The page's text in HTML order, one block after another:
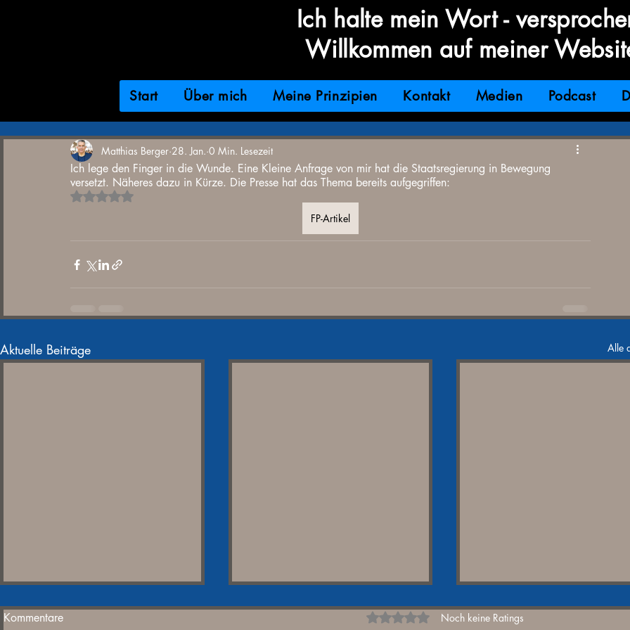
Ich halte mein Wort -
Willkommen auf meiner
Start Über mich Meine Prinzipien Kontakt Medien Podcast
Ich lege den Finger in die Wunde. Eine Kleine Anfrage von mir hat die Staatsregierung in Bewegung
versetzt. Näheres dazu in Kürze. Die Presse hat das Thema bereits aufgegriffen:
Matthias Berger 28. Jan. 0 Min. Lesezeit
Mit NaN von 5 Sternen bewertet.
FP-Artikel
Aktuelle Beiträge Alle
Kommentare Mit 0 von 5 Sternen bewertet. Noch keine Ratings